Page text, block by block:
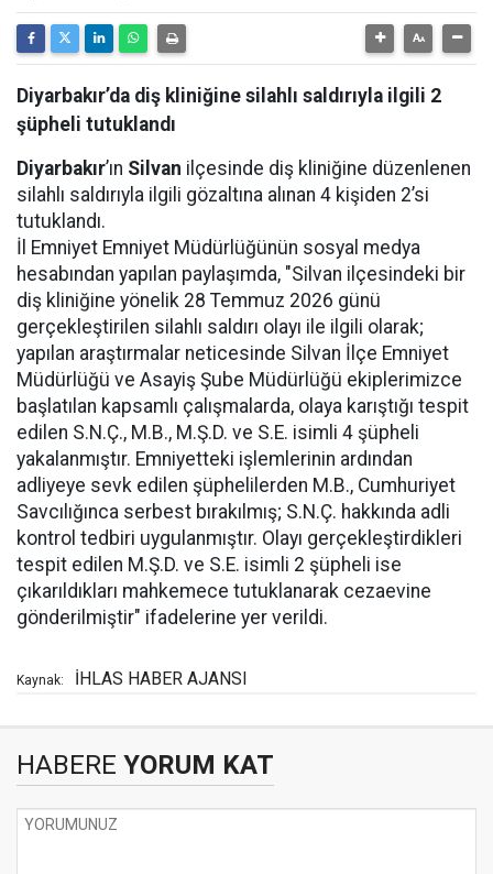
Diyarbakır’da diş kliniğine silahlı saldırıyla ilgili 2
şüpheli tutuklandı
Diyarbakır’ın Silvan ilçesinde diş kliniğine düzenlenen
silahlı saldırıyla ilgili gözaltına alınan 4 kişiden 2’si
tutuklandı.
İl Emniyet Emniyet Müdürlüğünün sosyal medya
hesabından yapılan paylaşımda, "Silvan ilçesindeki bir
diş kliniğine yönelik 28 Temmuz 2026 günü
gerçekleştirilen silahlı saldırı olayı ile ilgili olarak;
yapılan araştırmalar neticesinde Silvan İlçe Emniyet
Müdürlüğü ve Asayiş Şube Müdürlüğü ekiplerimizce
başlatılan kapsamlı çalışmalarda, olaya karıştığı tespit
edilen S.N.Ç., M.B., M.Ş.D. ve S.E. isimli 4 şüpheli
yakalanmıştır. Emniyetteki işlemlerinin ardından
adliyeye sevk edilen şüphelilerden M.B., Cumhuriyet
Savcılığınca serbest bırakılmış; S.N.Ç. hakkında adli
kontrol tedbiri uygulanmıştır. Olayı gerçekleştirdikleri
tespit edilen M.Ş.D. ve S.E. isimli 2 şüpheli ise
çıkarıldıkları mahkemece tutuklanarak cezaevine
gönderilmiştir" ifadelerine yer verildi.
Kaynak: İHLAS HABER AJANSI
HABERE YORUM KAT